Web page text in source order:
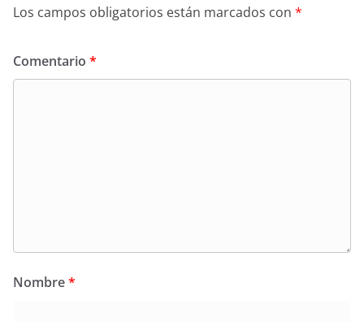
Los campos obligatorios están marcados con *
Comentario *
Nombre*